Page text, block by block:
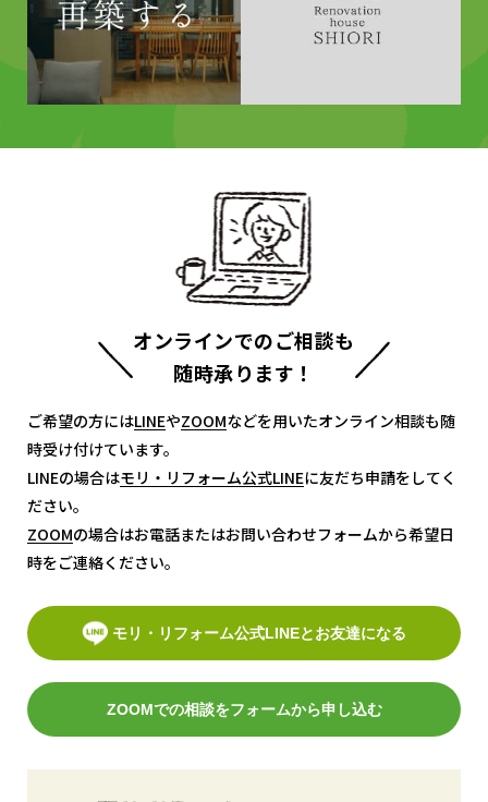
オンラインでのご相談も
随時承ります！
ご希望の方にはLINE
LINEやZOOM
ZOOMなどを用いたオンライン相談も随
時受け付けています。
LINEの場合はモリ・リフォーム公式LINE
モリ・リフォーム公式LINEに友だち申請をしてく
ださい。
ZOOM
ZOOMの場合はお電話またはお問い合わせフォームから希望日
時をご連絡ください。
モリ・リフォーム公式LINEとお友達になる
ZOOMでの相談をフォームから申し込む